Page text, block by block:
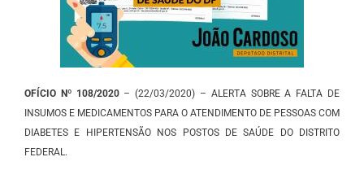
OFÍCIO Nº 108/2020– (22/03/2020) – ALERTA SOBRE A FALTA DE
INSUMOS E MEDICAMENTOS PARA O ATENDIMENTO DE PESSOAS COM
DIABETES E HIPERTENSÃO NOS POSTOS DE SAÚDE DO DISTRITO
FEDERAL.